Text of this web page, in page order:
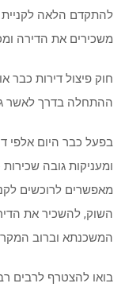
להתקדם הלאה
משכירים את הדירה
חוק פיצול דירות כבר
ההתחלה בדרך לאשר
בפעל כבר היום אלפי
ומעניקות גובה
מאפשרים לרוכשים
השוק, להשכיר את
המשכנתא וברוב
בואו להצטרף לרבים